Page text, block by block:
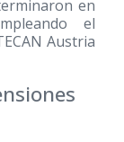
en
el
Austria